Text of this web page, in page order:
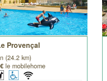
Provençal
(24.2 km)
le mobilehome